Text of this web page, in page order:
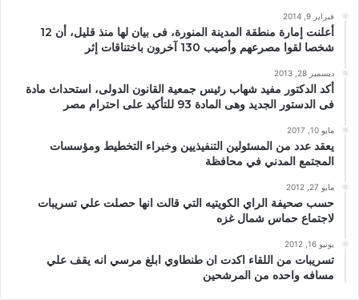
فبراير 9, 2014
أعلنت إمارة منطقة المدينة المنورة، فى بيان لها منذ قليل، أن 12
شخصا لقوا مصرعهم وأصيب 130 آخرون باختناقات إثر
ديسمبر 28, 2013
أكد الدكتور مفيد شهاب رئيس جمعية القانون الدولى، استحداث مادة
فى الدستور الجديد وهى المادة 93 للتأكيد على احترام مصر
مايو 10, 2017
يعقد عدد من المسئولين التنفيذيين وخبراء التخطيط ومؤسسات
المجتمع المدني في محافظة
مايو 27, 2012
حسب صحيفة الراي الكويتيه التي قالت انها حصلت علي تسريبات
لاجتماع حماس شمال غزه
يونيو 16, 2012
تسريبات من اللقاء اكدت ان طنطاوي ابلغ مرسي انه يقف علي
مسافه واحده من المرشحين